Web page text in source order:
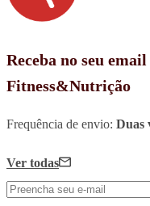
Receba no seu
Fitness&Nutrição
Frequência de envio: Duas
Ver todas